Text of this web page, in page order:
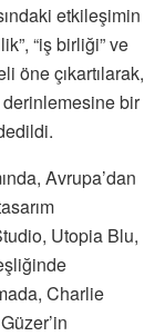
etkileşimin
“iş birliği” ve
öne çıkartılarak,
bir
Avrupa’dan
Utopia Blu,
Charlie